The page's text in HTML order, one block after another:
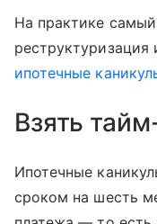
На практике
реструктуризация
ипотечные
Взять
Ипотечные
сроком на шесть